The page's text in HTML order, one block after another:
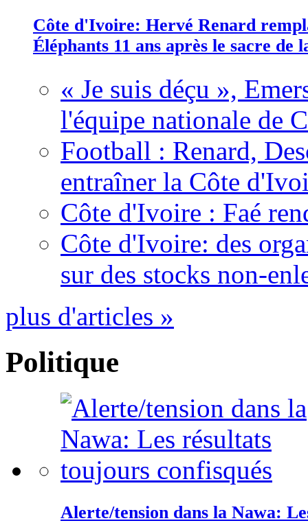
Côte d'Ivoire: Hervé Renard
Éléphants 11 ans après le sacre de
« Je suis déçu »,
l'équipe nationale de
Football : Renard,
entraîner la Côte
Côte d'Ivoire : Faé
Côte d'Ivoire: des
sur des stocks non-
plus d'articles »
Politique
Alerte/tension dans la Nawa: